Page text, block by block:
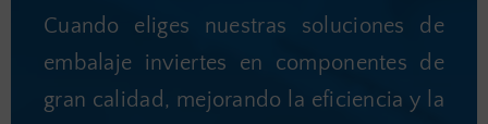
Cuando eliges nuestras soluciones de
embalaje inviertes en componentes de
gran calidad, mejorando la eficiencia y la